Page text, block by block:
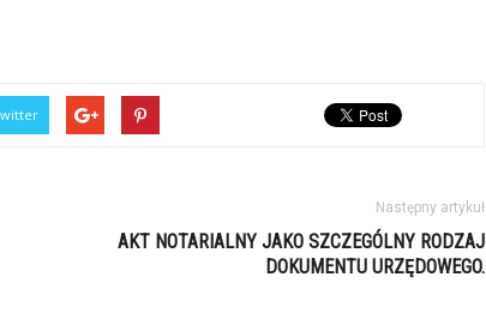
Następny artykuł
AKT NOTARIALNY JAKO SZCZEGÓLNY RODZAJ
DOKUMENTU URZĘDOWEGO.